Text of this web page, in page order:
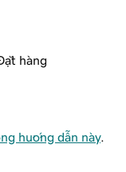
hàng
hướng dẫn này.